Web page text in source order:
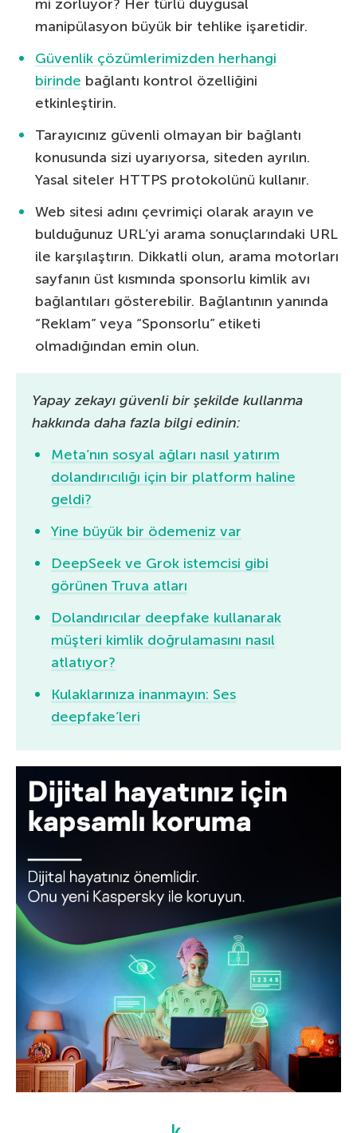
mi zorluyor? Her türlü duygusal
manipülasyon büyük bir tehlike işaretidir.
Güvenlik çözümlerimizden herhangi
birinde bağlantı kontrol özelliğini
etkinleştirin.
Tarayıcınız güvenli olmayan bir bağlantı
konusunda sizi uyarıyorsa, siteden ayrılın.
Yasal siteler HTTPS protokolünü kullanır.
Web sitesi adını çevrimiçi olarak arayın ve
bulduğunuz URL’yi arama sonuçlarındaki URL
ile karşılaştırın. Dikkatli olun, arama motorları
sayfanın üst kısmında sponsorlu kimlik avı
bağlantıları gösterebilir. Bağlantının yanında
“Reklam” veya “Sponsorlu” etiketi
olmadığından emin olun.
Yapay zekayı güvenli bir şekilde kullanma
hakkında daha fazla bilgi edinin:
Meta’nın sosyal ağları nasıl yatırım
dolandırıcılığı için bir platform haline
geldi?
Yine büyük bir ödemeniz var
DeepSeek ve Grok istemcisi gibi
görünen Truva atları
Dolandırıcılar deepfake kullanarak
müşteri kimlik doğrulamasını nasıl
atlatıyor?
Kulaklarınıza inanmayın: Ses
deepfake’leri